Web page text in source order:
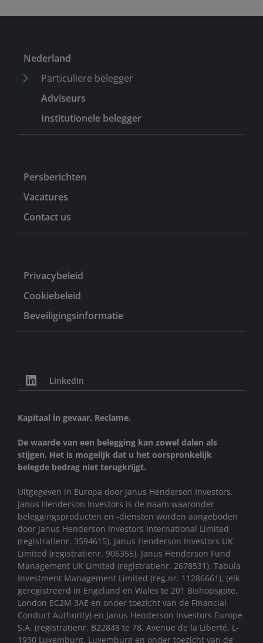
Nederland
Particuliere belegger
Adviseurs
Institutionele belegger
Persberichten
Vacatures
Contact us
Privacybeleid
Cookiebeleid
Beveiligingsinformatie
LinkedIn
Kapitaal in gevaar. Reclame.
De waarde van een belegging kan zowel dalen als
stijgen. Het is mogelijk dat u het oorspronkelijk
belegde bedrag niet terugkrijgt.
Uitgegeven in Europa door Janus Henderson Investors.
Janus Henderson Investors is de naam waaronder
beleggingsproducten en -diensten worden aangeboden
door Janus Henderson Investors International Limited
(registratienr. 3594615), Janus Henderson Investors UK
Limited (registratienr. 906355), Janus Henderson Fund
Management UK Limited (registratienr. 2678531), Tabula
Investment Management Limited (reg.nr. 11286661), (elk
geregistreerd in Engeland en Wales te 201 Bishopsgate,
London EC2M 3AE en onder toezicht van de Financial
Conduct Authority) en Janus Henderson Investors Europe
S.A. (registratienr. B22848 te 78, Avenue de la Liberté, L-
1930 Luxemburg, Luxemburg en onder toezicht van de